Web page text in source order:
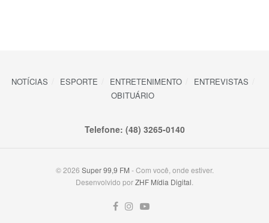
NOTÍCIAS ESPORTE ENTRETENIMENTO
ENTREVISTAS
OBITUÁRIO
Telefone: (48) 3265-0140
© 2026 Super 99,9 FM - Com você, onde estiver.
Desenvolvido porZHF Mídia Digital